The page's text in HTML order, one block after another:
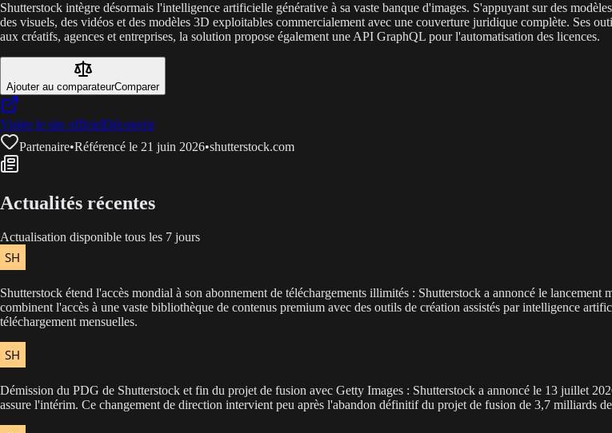
Shutterstock intègre désormais l'intelligence artificielle générative à sa vaste banque d'images. S'appuyant sur des
des visuels, des vidéos et des modèles 3D exploitables commercialement avec une couverture juridique complète. Ses
aux créatifs, agences et entreprises, la solution propose également une API GraphQL pour l'automatisation des licences.
Ajouter au comparateurComparer
Visiter le site officielDécouvrir
Partenaire•Référencé le 21 juin 2026•shutterstock.com
Actualités récentes
Actualisation disponible tous les 7 jours
Shutterstock étend l'accès mondial à son abonnement de téléchargements illimités : Shutterstock a annoncé le
combinent l'accès à une vaste bibliothèque de contenus premium avec des outils de création assistés par intelligence
téléchargement mensuelles.
Démission du PDG de Shutterstock et fin du projet de fusion avec Getty Images : Shutterstock a annoncé le 13 juillet
assure l'intérim. Ce changement de direction intervient peu après l'abandon définitif du projet de fusion de 3,7 milliards